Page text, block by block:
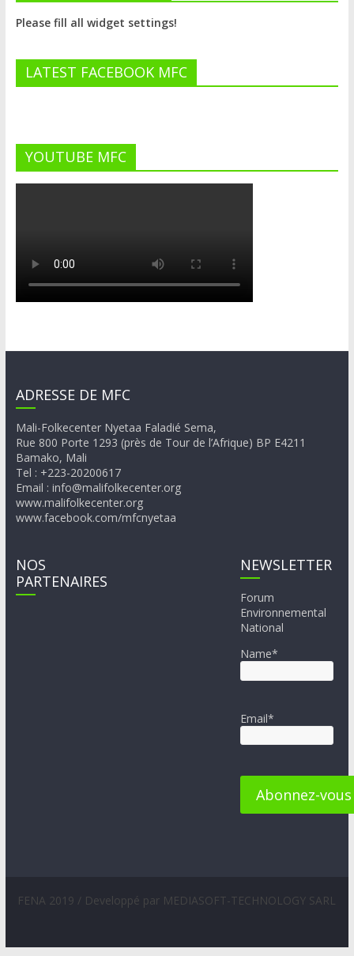
Please fill all widget settings!
LATEST FACEBOOK MFC
YOUTUBE MFC
ADRESSE DE MFC
Mali-Folkecenter Nyetaa Faladié Sema,
Rue 800 Porte 1293 (près de Tour de l’Afrique) BP E4211
Bamako, Mali
Tel : +223-20200617
Email : info@malifolkecenter.org
www.malifolkecenter.org
www.facebook.com/mfcnyetaa
NOS
PARTENAIRES
NEWSLETTER
Forum
Environnemental
National
Name*
Email*
FENA 2019 / Developpé par MEDIASOFT-TECHNOLOGY SARL